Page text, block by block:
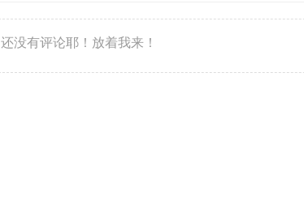
还没有评论耶！放着我来！